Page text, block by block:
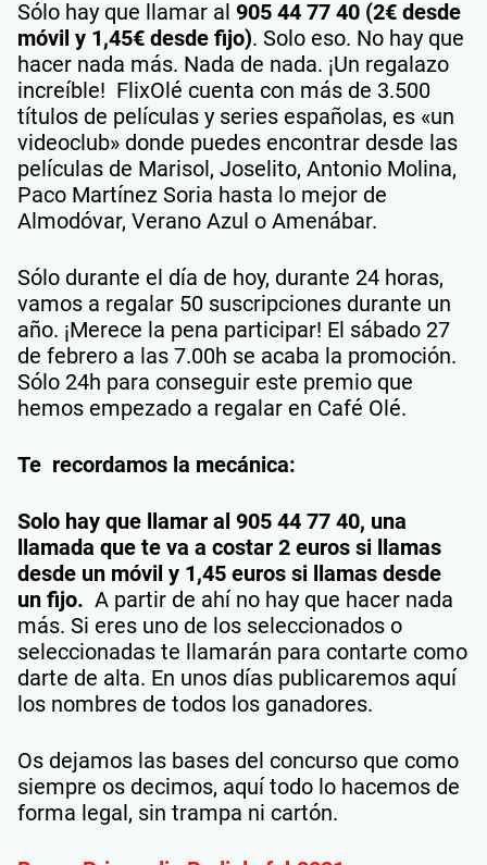
Sólo hay que llamar al 905 44 77 40 (2€ desde
móvil y 1,45€ desde fijo). Solo eso. No hay que
hacer nada más. Nada de nada. ¡Un regalazo
increíble! FlixOlé cuenta con más de 3.500
títulos de películas y series españolas, es «un
videoclub» donde puedes encontrar desde las
películas de Marisol, Joselito, Antonio Molina,
Paco Martínez Soria hasta lo mejor de
Almodóvar, Verano Azul o Amenábar.
Sólo durante el día de hoy, durante 24 horas,
vamos a regalar 50 suscripciones durante un
año. ¡Merece la pena participar! El sábado 27
de febrero a las 7.00h se acaba la promoción.
Sólo 24h para conseguir este premio que
hemos empezado a regalar en Café Olé.
Te recordamos la mecánica:
Solo hay que llamar al 905 44 77 40, una
llamada que te va a costar 2 euros si llamas
desde un móvil y 1,45 euros si llamas desde
un fijo. A partir de ahí no hay que hacer nada
más. Si eres uno de los seleccionados o
seleccionadas te llamarán para contarte como
darte de alta. En unos días publicaremos aquí
los nombres de todos los ganadores.
Os dejamos las bases del concurso que como
siempre os decimos, aquí todo lo hacemos de
forma legal, sin trampa ni cartón.